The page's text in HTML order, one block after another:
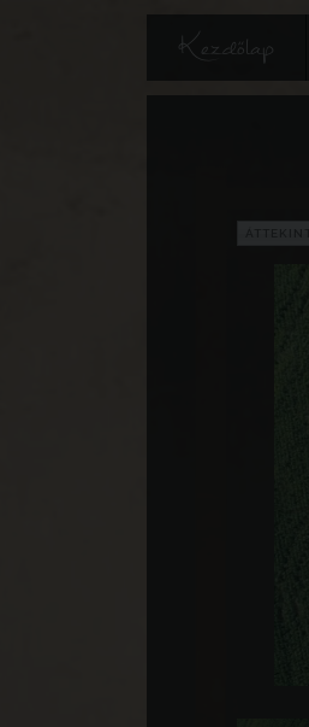
Kezdőlap